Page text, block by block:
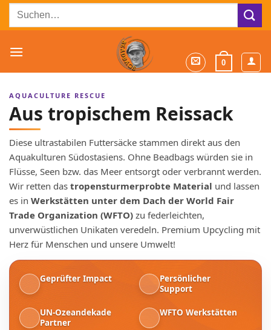
ZumSuchen
0
AQUACULTURE RESCUE
Aus tropischem Reissack
Diese ultrastabilen Futtersäcke stammen direkt aus den
Aquakulturen Südostasiens. Ohne Beadbags würden sie in
Flüsse, Seen bzw. das Meer entsorgt oder verbrannt werden.
Wir retten das tropensturmerprobte Material und lassen
es in Werkstätten unter dem Dach der World Fair
Trade Organization (WFTO) zu federleichten,
unverwüstlichen Unikaten veredeln. Premium Upcycling mit
Herz für Menschen und unsere Umwelt!
Geprüfter Impact
Persönlicher
Support
UN-Ozeandekade
Partner
WFTO Werkstätten